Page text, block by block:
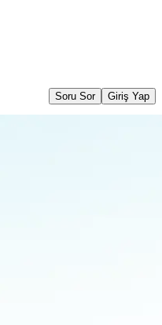
Soru Sor Giriş Yap